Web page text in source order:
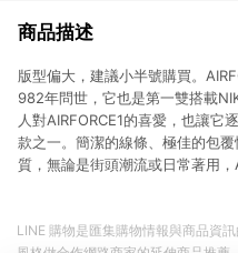
商品描述
版型偏大，建議小半號購買。
982年問世，它也是第一雙搭載
人對AIRFORCE1的喜愛，也讓它
款之一。簡潔的線條、極佳的包
質，無論是街頭潮流或日常著用，
LINE 購物是匯集購物情報與商品資